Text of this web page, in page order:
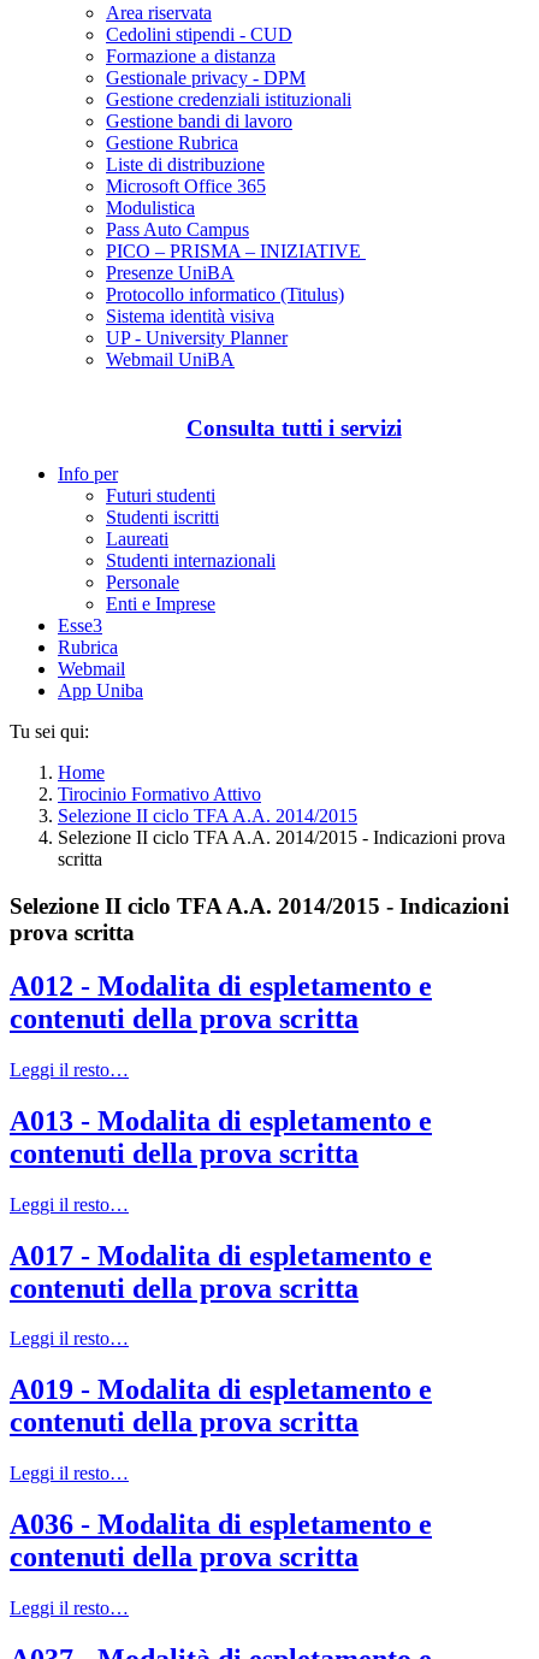
Area riservata
Cedolini stipendi - CUD
Formazione a distanza
Gestionale privacy - DPM
Gestione credenziali istituzionali
Gestione bandi di lavoro
Gestione Rubrica
Liste di distribuzione
Microsoft Office 365
Modulistica
Pass Auto Campus
PICO – PRISMA – INIZIATIVE
Presenze UniBA
Protocollo informatico (Titulus)
Sistema identità visiva
UP - University Planner
Webmail UniBA
Consulta tutti i servizi
Info per
Futuri studenti
Studenti iscritti
Laureati
Studenti internazionali
Personale
Enti e Imprese
Esse3
Rubrica
Webmail
App Uniba
Tu sei qui:
Home
Tirocinio Formativo Attivo
Selezione II ciclo TFA A.A. 2014/2015
Selezione II ciclo TFA A.A. 2014/2015 - Indicazioni prova
scritta
Selezione II ciclo TFA A.A. 2014/2015 - Indicazioni
prova scritta
A012 - Modalita di espletamento e
contenuti della prova scritta
Leggi il resto…
A013 - Modalita di espletamento e
contenuti della prova scritta
Leggi il resto…
A017 - Modalita di espletamento e
contenuti della prova scritta
Leggi il resto…
A019 - Modalita di espletamento e
contenuti della prova scritta
Leggi il resto…
A036 - Modalita di espletamento e
contenuti della prova scritta
Leggi il resto…